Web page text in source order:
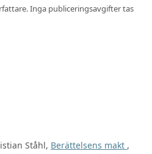
Inga publiceringsavgifter tas
Ståhl, Berättelsens makt ,